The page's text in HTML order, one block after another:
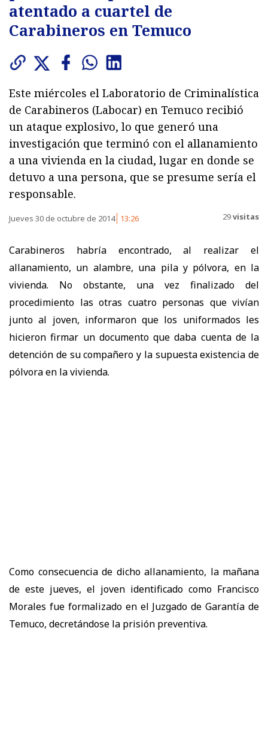
atentado a cuartel de
Carabineros en Temuco
Este miércoles el Laboratorio de Criminalística
de Carabineros (Labocar) en Temuco recibió
un ataque explosivo, lo que generó una
investigación que terminó con el allanamiento
a una vivienda en la ciudad, lugar en donde se
detuvo a una persona, que se presume sería el
responsable.
Jueves 30 de octubre de 2014 13:26 29visitas
Carabineros habría encontrado, al realizar el
allanamiento, un alambre, una pila y pólvora, en la
vivienda. No obstante, una vez finalizado del
procedimiento las otras cuatro personas que vivían
junto al joven, informaron que los uniformados les
hicieron firmar un documento que daba cuenta de la
detención de su compañero y la supuesta existencia de
pólvora en la vivienda.
Como consecuencia de dicho allanamiento, la mañana
de este jueves, el joven identificado como Francisco
Morales fue formalizado en el Juzgado de Garantía de
Temuco, decretándose la prisión preventiva.